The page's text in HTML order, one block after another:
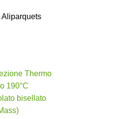
Aliparquets